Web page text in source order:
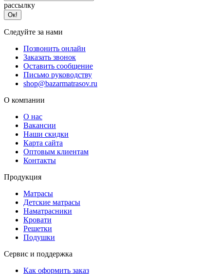
рассылку
Ок!
Следуйте за нами
Позвонить онлайн
Заказать звонок
Оставить сообщение
Письмо руководству
shop@bazarmatrasov.ru
О компании
О нас
Вакансии
Наши скидки
Карта сайта
Оптовым клиентам
Контакты
Продукция
Матрасы
Детские матрасы
Наматрасники
Кровати
Решетки
Подушки
Сервис и поддержка
Как оформить заказ